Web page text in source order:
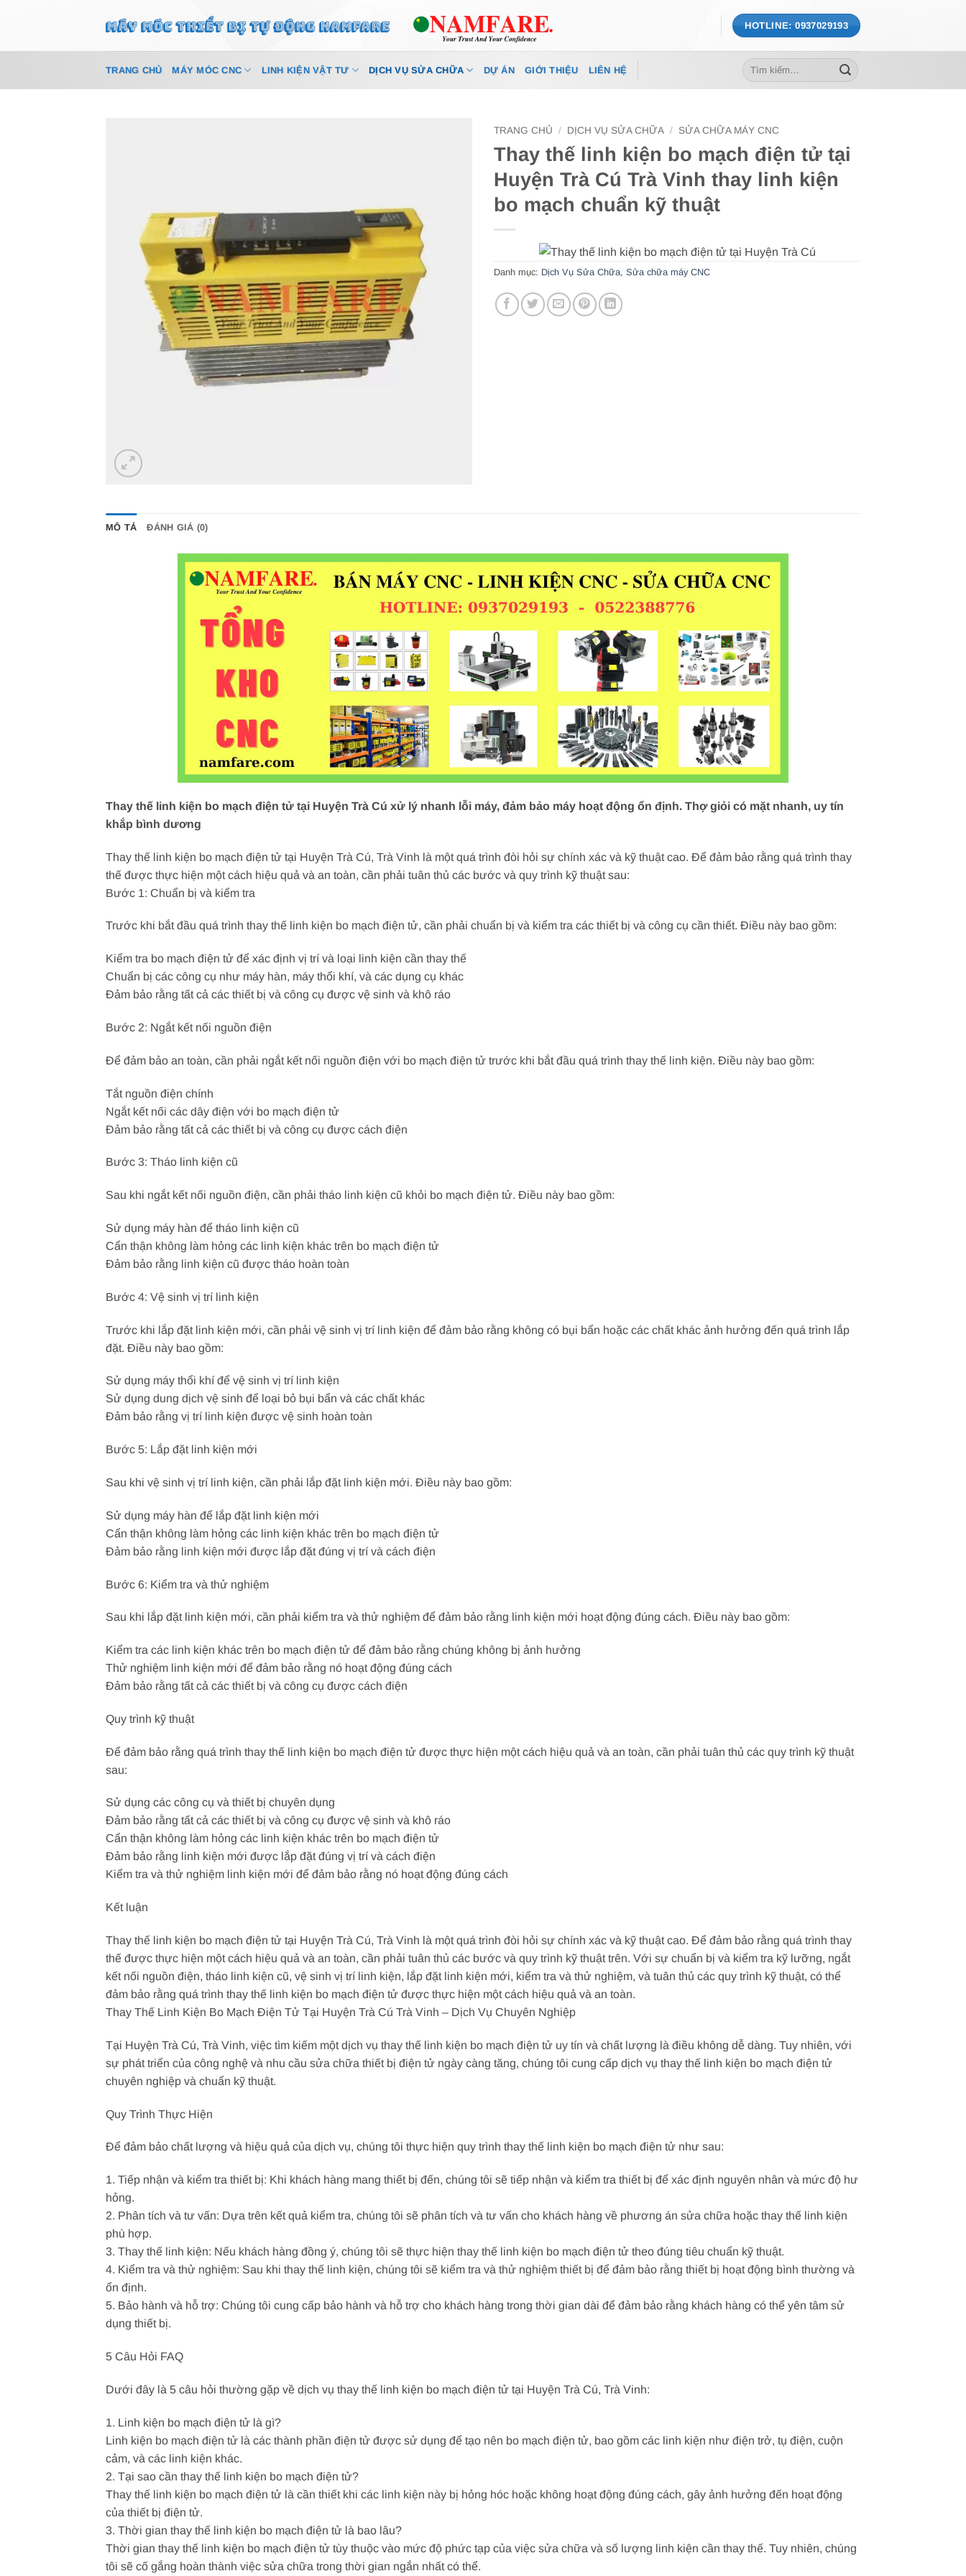
HOTLINE: 0937029193
TRANG CHỦ MÁY MÓC CNC LINH KIỆN VẬT TƯ DỊCH VỤ SỬA CHỮA DỰ ÁN GIỚI THIỆU LIÊN HỆ
Tìm
kiếm:
TRANG CHỦ / DỊCH VỤ SỬA CHỮA / SỬA CHỮA MÁY CNC
Thay thế linh kiện bo mạch điện tử tại
Huyện Trà Cú Trà Vinh thay linh kiện
bo mạch chuẩn kỹ thuật
Danh mục: Dịch Vụ Sửa Chữa, Sửa chữa máy CNC
MÔ TẢ ĐÁNH GIÁ (0)
Thay thế linh kiện bo mạch điện tử tại Huyện Trà Cú xử lý nhanh lỗi máy, đảm bảo máy hoạt động ổn định. Thợ giỏi có mặt nhanh, uy tín
khắp bình dương
Thay thế linh kiện bo mạch điện tử tại Huyện Trà Cú, Trà Vinh là một quá trình đòi hỏi sự chính xác và kỹ thuật cao. Để đảm bảo rằng quá trình thay
thế được thực hiện một cách hiệu quả và an toàn, cần phải tuân thủ các bước và quy trình kỹ thuật sau:
Bước 1: Chuẩn bị và kiểm tra
Trước khi bắt đầu quá trình thay thế linh kiện bo mạch điện tử, cần phải chuẩn bị và kiểm tra các thiết bị và công cụ cần thiết. Điều này bao gồm:
Kiểm tra bo mạch điện tử để xác định vị trí và loại linh kiện cần thay thế
Chuẩn bị các công cụ như máy hàn, máy thổi khí, và các dụng cụ khác
Đảm bảo rằng tất cả các thiết bị và công cụ được vệ sinh và khô ráo
Bước 2: Ngắt kết nối nguồn điện
Để đảm bảo an toàn, cần phải ngắt kết nối nguồn điện với bo mạch điện tử trước khi bắt đầu quá trình thay thế linh kiện. Điều này bao gồm:
Tắt nguồn điện chính
Ngắt kết nối các dây điện với bo mạch điện tử
Đảm bảo rằng tất cả các thiết bị và công cụ được cách điện
Bước 3: Tháo linh kiện cũ
Sau khi ngắt kết nối nguồn điện, cần phải tháo linh kiện cũ khỏi bo mạch điện tử. Điều này bao gồm:
Sử dụng máy hàn để tháo linh kiện cũ
Cẩn thận không làm hỏng các linh kiện khác trên bo mạch điện tử
Đảm bảo rằng linh kiện cũ được tháo hoàn toàn
Bước 4: Vệ sinh vị trí linh kiện
Trước khi lắp đặt linh kiện mới, cần phải vệ sinh vị trí linh kiện để đảm bảo rằng không có bụi bẩn hoặc các chất khác ảnh hưởng đến quá trình lắp
đặt. Điều này bao gồm:
Sử dụng máy thổi khí để vệ sinh vị trí linh kiện
Sử dụng dung dịch vệ sinh để loại bỏ bụi bẩn và các chất khác
Đảm bảo rằng vị trí linh kiện được vệ sinh hoàn toàn
Bước 5: Lắp đặt linh kiện mới
Sau khi vệ sinh vị trí linh kiện, cần phải lắp đặt linh kiện mới. Điều này bao gồm:
Sử dụng máy hàn để lắp đặt linh kiện mới
Cẩn thận không làm hỏng các linh kiện khác trên bo mạch điện tử
Đảm bảo rằng linh kiện mới được lắp đặt đúng vị trí và cách điện
Bước 6: Kiểm tra và thử nghiệm
Sau khi lắp đặt linh kiện mới, cần phải kiểm tra và thử nghiệm để đảm bảo rằng linh kiện mới hoạt động đúng cách. Điều này bao gồm:
Kiểm tra các linh kiện khác trên bo mạch điện tử để đảm bảo rằng chúng không bị ảnh hưởng
Thử nghiệm linh kiện mới để đảm bảo rằng nó hoạt động đúng cách
Đảm bảo rằng tất cả các thiết bị và công cụ được cách điện
Quy trình kỹ thuật
Để đảm bảo rằng quá trình thay thế linh kiện bo mạch điện tử được thực hiện một cách hiệu quả và an toàn, cần phải tuân thủ các quy trình kỹ thuật
sau:
Sử dụng các công cụ và thiết bị chuyên dụng
Đảm bảo rằng tất cả các thiết bị và công cụ được vệ sinh và khô ráo
Cẩn thận không làm hỏng các linh kiện khác trên bo mạch điện tử
Đảm bảo rằng linh kiện mới được lắp đặt đúng vị trí và cách điện
Kiểm tra và thử nghiệm linh kiện mới để đảm bảo rằng nó hoạt động đúng cách
Kết luận
Thay thế linh kiện bo mạch điện tử tại Huyện Trà Cú, Trà Vinh là một quá trình đòi hỏi sự chính xác và kỹ thuật cao. Để đảm bảo rằng quá trình thay
thế được thực hiện một cách hiệu quả và an toàn, cần phải tuân thủ các bước và quy trình kỹ thuật trên. Với sự chuẩn bị và kiểm tra kỹ lưỡng, ngắt
kết nối nguồn điện, tháo linh kiện cũ, vệ sinh vị trí linh kiện, lắp đặt linh kiện mới, kiểm tra và thử nghiệm, và tuân thủ các quy trình kỹ thuật, có thể
đảm bảo rằng quá trình thay thế linh kiện bo mạch điện tử được thực hiện một cách hiệu quả và an toàn.
Thay Thế Linh Kiện Bo Mạch Điện Tử Tại Huyện Trà Cú Trà Vinh – Dịch Vụ Chuyên Nghiệp
Tại Huyện Trà Cú, Trà Vinh, việc tìm kiếm một dịch vụ thay thế linh kiện bo mạch điện tử uy tín và chất lượng là điều không dễ dàng. Tuy nhiên, với
sự phát triển của công nghệ và nhu cầu sửa chữa thiết bị điện tử ngày càng tăng, chúng tôi cung cấp dịch vụ thay thế linh kiện bo mạch điện tử
chuyên nghiệp và chuẩn kỹ thuật.
Quy Trình Thực Hiện
Để đảm bảo chất lượng và hiệu quả của dịch vụ, chúng tôi thực hiện quy trình thay thế linh kiện bo mạch điện tử như sau:
1. Tiếp nhận và kiểm tra thiết bị: Khi khách hàng mang thiết bị đến, chúng tôi sẽ tiếp nhận và kiểm tra thiết bị để xác định nguyên nhân và mức độ hư
hỏng.
2. Phân tích và tư vấn: Dựa trên kết quả kiểm tra, chúng tôi sẽ phân tích và tư vấn cho khách hàng về phương án sửa chữa hoặc thay thế linh kiện
phù hợp.
3. Thay thế linh kiện: Nếu khách hàng đồng ý, chúng tôi sẽ thực hiện thay thế linh kiện bo mạch điện tử theo đúng tiêu chuẩn kỹ thuật.
4. Kiểm tra và thử nghiệm: Sau khi thay thế linh kiện, chúng tôi sẽ kiểm tra và thử nghiệm thiết bị để đảm bảo rằng thiết bị hoạt động bình thường và
ổn định.
5. Bảo hành và hỗ trợ: Chúng tôi cung cấp bảo hành và hỗ trợ cho khách hàng trong thời gian dài để đảm bảo rằng khách hàng có thể yên tâm sử
dụng thiết bị.
5 Câu Hỏi FAQ
Dưới đây là 5 câu hỏi thường gặp về dịch vụ thay thế linh kiện bo mạch điện tử tại Huyện Trà Cú, Trà Vinh:
1. Linh kiện bo mạch điện tử là gì?
Linh kiện bo mạch điện tử là các thành phần điện tử được sử dụng để tạo nên bo mạch điện tử, bao gồm các linh kiện như điện trở, tụ điện, cuộn
cảm, và các linh kiện khác.
2. Tại sao cần thay thế linh kiện bo mạch điện tử?
Thay thế linh kiện bo mạch điện tử là cần thiết khi các linh kiện này bị hỏng hóc hoặc không hoạt động đúng cách, gây ảnh hưởng đến hoạt động
của thiết bị điện tử.
3. Thời gian thay thế linh kiện bo mạch điện tử là bao lâu?
Thời gian thay thế linh kiện bo mạch điện tử tùy thuộc vào mức độ phức tạp của việc sửa chữa và số lượng linh kiện cần thay thế. Tuy nhiên, chúng
tôi sẽ cố gắng hoàn thành việc sửa chữa trong thời gian ngắn nhất có thể.